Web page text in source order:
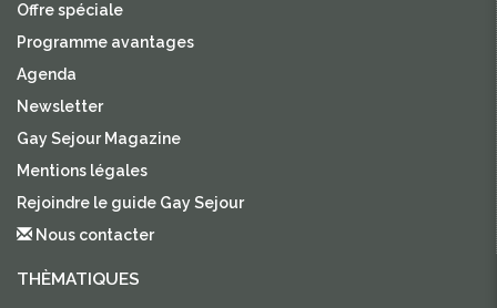
Offre spéciale
Programme avantages
Agenda
Newsletter
Gay Sejour Magazine
Mentions légales
Rejoindre le guide Gay Sejour
Nous contacter
THÈMATIQUES